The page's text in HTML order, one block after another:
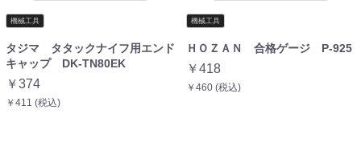
機械工具
タジマ タタックナイフ用エンド
キャップ DK-TN80EK
￥374
￥411 (税込)
機械工具
ＨＯＺＡＮ 合格ゲージ P-925
￥418
￥460 (税込)